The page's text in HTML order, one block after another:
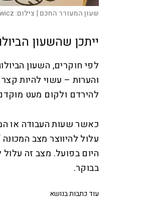
שעון המעורר החכם | צילום:
ייתכן שהשעון
לפי חוקרים, השעון
והערות – עשוי להיות
להירדם ולקום מעט
כאשר שעות העבודה או
עלול להיווצר מצב
היום בפועל. מצב זה
בבוקר.
עוד כתבות בנושא